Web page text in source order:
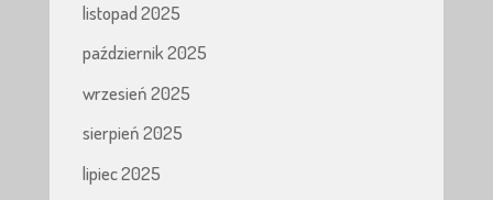
listopad 2025
październik 2025
wrzesień 2025
sierpień 2025
lipiec 2025